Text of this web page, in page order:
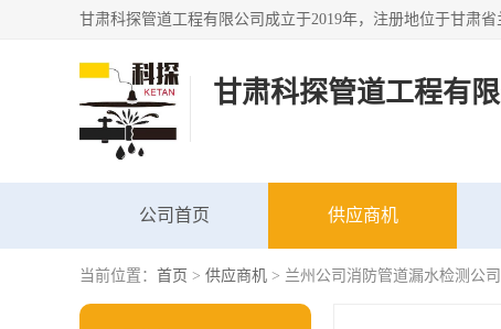
甘肃科探管道工程有
公司首页 供应商机
当前位置： 首页 > 供应商机 > 兰州公司消防管道漏水检测公